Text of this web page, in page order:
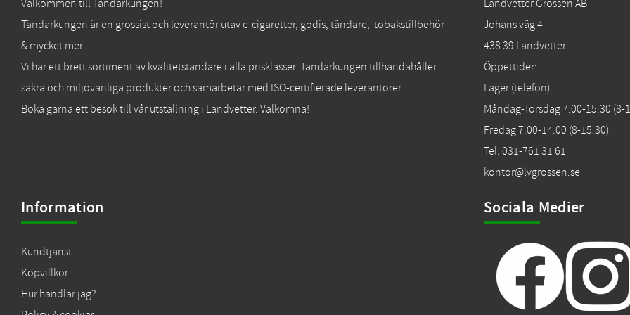
Välkommen till Tändarkungen!
Tändarkungen är en grossist och leverantör utav e-cigaretter, godis, tändare, tobakstillbehör
& mycket mer.
Vi har ett brett sortiment av kvalitetständare i alla prisklasser. Tändarkungen tillhandahåller
säkra och miljövänliga produkter och samarbetar med ISO-certifierade leverantörer.
Boka gärna ett besök till vår utställning i Landvetter. Välkomna!
Landvetter Grossen AB
Johans väg 4
438 39 Landvetter
Öppettider:
Lager (telefon)
Måndag-Torsdag 7:00-15:30 (8-
Fredag 7:00-14:00 (8-15:30)
Tel. 031-761 31 61
kontor@lvgrossen.se
Information
Kundtjänst
Köpvillkor
Hur handlar jag?
Sociala Medier